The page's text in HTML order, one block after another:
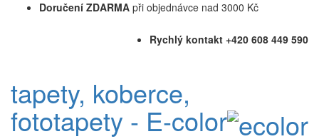
Doručení ZDARMA při objednávce nad 3000 Kč
Rychlý kontakt +420 608 449 590
tapety, koberce,
fototapety - E-color